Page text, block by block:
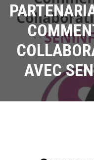
AVEC